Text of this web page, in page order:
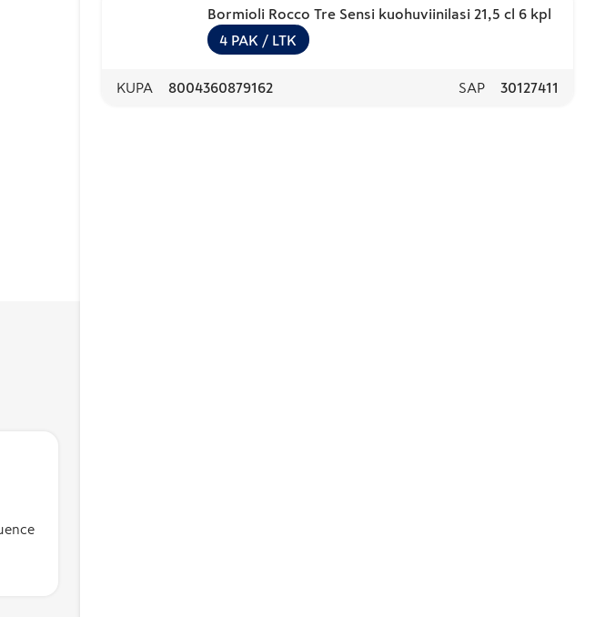
Bormioli Rocco Tre Sensi kuohuviinilasi 21,5 cl 6 kpl
4 PAK / LTK
KUPA 8004360879162 SAP 30127411